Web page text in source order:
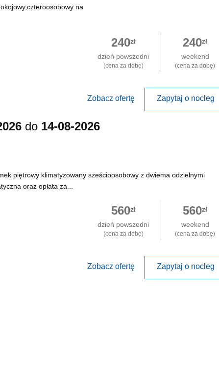
na
240zł
dzień powszedni
(cena za dobę)
240zł
weekend
(cena za dobę)
Zobacz ofertę Zapytaj o nocleg
do 14-08-2026
piętrowy klimatyzowany sześcioosobowy z dwiema odzielnymi
oraz opłata za...
560zł
dzień powszedni
(cena za dobę)
560zł
weekend
(cena za dobę)
Zobacz ofertę Zapytaj o nocleg